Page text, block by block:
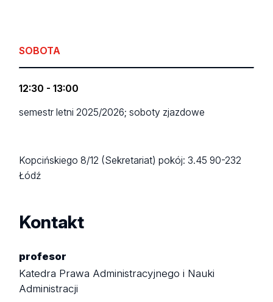
SOBOTA
12:30 - 13:00
semestr letni 2025/2026; soboty zjazdowe
Kopcińskiego 8/12 (Sekretariat)pokój: 3.4590-232
Łódź
Kontakt
profesor
Katedra Prawa Administracyjnego i Nauki
Administracji